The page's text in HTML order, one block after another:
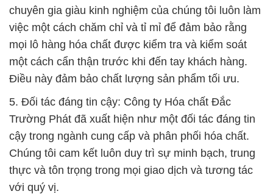
chuyên gia giàu kinh nghiệm của chúng tôi luôn làm
việc một cách chăm chỉ và tỉ mỉ để đảm bảo rằng
mọi lô hàng hóa chất được kiểm tra và kiểm soát
một cách cẩn thận trước khi đến tay khách hàng.
Điều này đảm bảo chất lượng sản phẩm tối ưu.
5. Đối tác đáng tin cậy: Công ty Hóa chất Đắc
Trường Phát đã xuất hiện như một đối tác đáng tin
cậy trong ngành cung cấp và phân phối hóa chất.
Chúng tôi cam kết luôn duy trì sự minh bạch, trung
thực và tôn trọng trong mọi giao dịch và tương tác
với quý vị.